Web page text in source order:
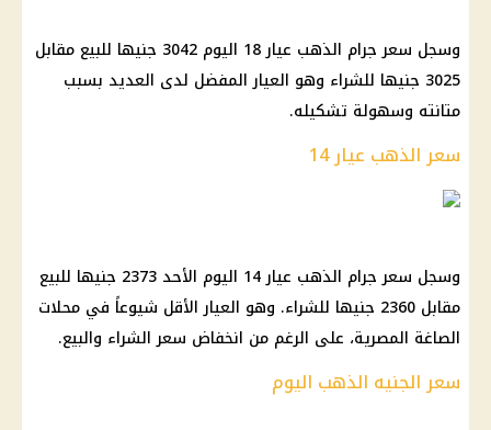
وسجل سعر جرام الذهب عيار 18 اليوم 3042 جنيها للبيع مقابل
3025 جنيها للشراء وهو العيار المفضل لدى العديد بسبب
متانته وسهولة تشكيله.
سعر الذهب عيار 14
وسجل سعر جرام الذهب عيار 14 اليوم الأحد 2373 جنيها للبيع
مقابل 2360 جنيها للشراء. وهو العيار الأقل شيوعاً في محلات
الصاغة المصرية، على الرغم من انخفاض سعر الشراء والبيع.
سعر الجنيه الذهب اليوم